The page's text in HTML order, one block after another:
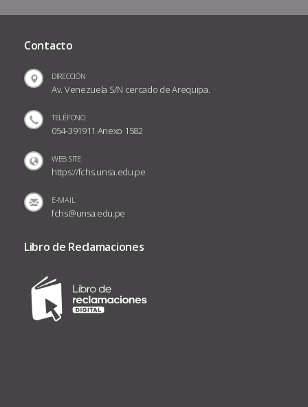
Contacto
DIRECCIÓN
Av. Venezuela S/N cercado de Arequipa.
TELÉFONO
054-391911 Anexo 1582
WEB SITE
https://fchs.unsa.edu.pe
E-MAIL
fchs@unsa.edu.pe
Libro de Reclamaciones